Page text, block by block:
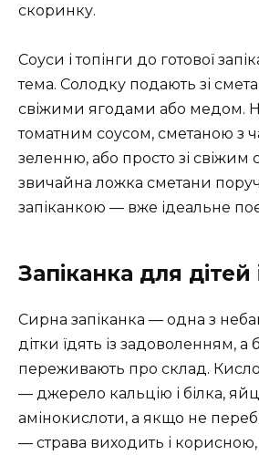
скоринку.
Соуси і топінги до готової
тема. Солодку подають зі
свіжими ягодами або медом.
томатним соусом, сметаною з
зеленню, або просто зі свіжим
звичайна ложка сметани
запіканкою — вже ідеальне
Запіканка для дітей
Сирна запіканка — одна з
дітки їдять із задоволенням, а
переживають про склад.
— джерело кальцію і білка,
амінокислоти, а якщо не
— страва виходить і